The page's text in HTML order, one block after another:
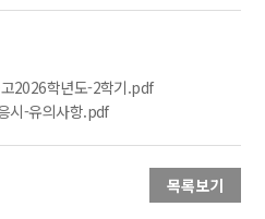
2026학년도-2학기.pdf
시-유의사항.pdf
목록보기